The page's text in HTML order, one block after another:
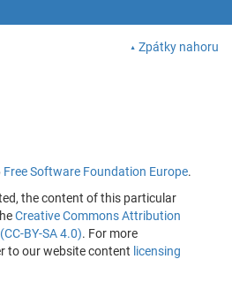
Zpátky nahoru
Free Software Foundation Europe.
the content of this particular
Creative Commons Attribution
BY-SA 4.0). For more
to our website content licensing